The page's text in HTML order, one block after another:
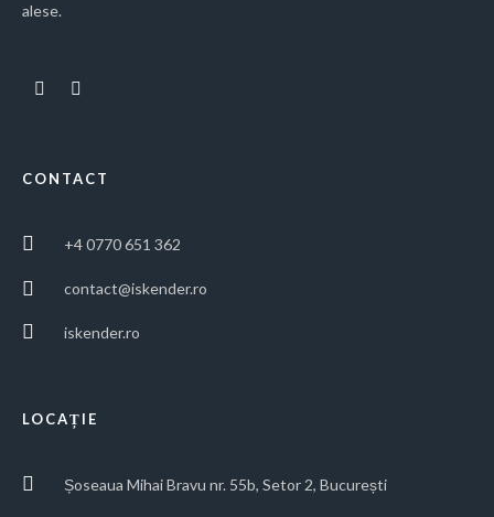
alese.
CONTACT
+4 0770 651 362
contact@iskender.ro
iskender.ro
LOCAȚIE
Șoseaua Mihai Bravu nr. 55b, Setor 2, București